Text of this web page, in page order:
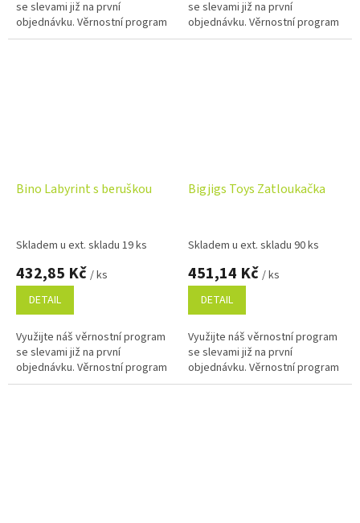
se slevami již na první
objednávku. Věrnostní program
se slevami již na první
objednávku. Věrnostní program
Bino Labyrint s beruškou
Skladem u ext. skladu 19 ks
432,85 Kč / ks
DETAIL
Využijte náš věrnostní program
se slevami již na první
objednávku. Věrnostní program
Bigjigs Toys Zatloukačka
Skladem u ext. skladu 90 ks
451,14 Kč / ks
DETAIL
Využijte náš věrnostní program
se slevami již na první
objednávku. Věrnostní program